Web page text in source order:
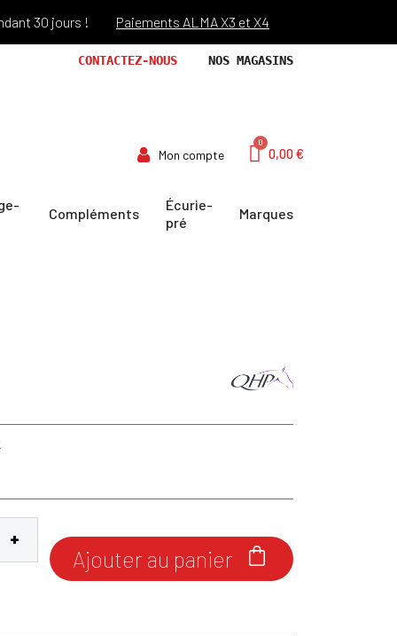
jours ! Paiements ALMA X3 et X4 Port offert dès 69€
CONTACTEZ-NOUS NOS MAGASINS
Mon compte 0,00 €
Compléments
Écurie-
pré
Marques

Ajouter au panier